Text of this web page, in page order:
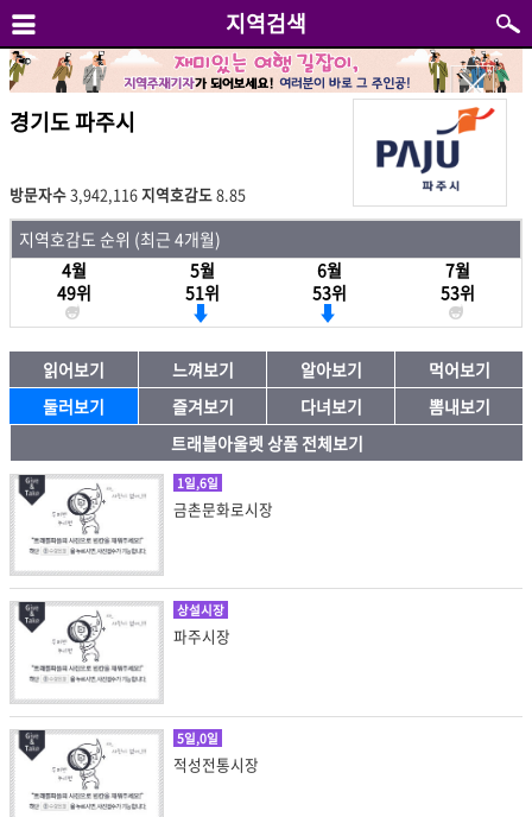
지역검색
경기도 파주시
방문자수 3,942,116지역호감도 8.85
지역호감도 순위 (최근 4개월)
4월
49위
5월
51위
6월
53위
7월
53위
읽어보기 느껴보기 알아보기
먹어보기
둘러보기
즐겨보기 다녀보기
뽐내보기
트래블아울렛 상품 전체보기
1일,6일
금촌문화로시장
상설시장
파주시장
5일,0일
적성전통시장